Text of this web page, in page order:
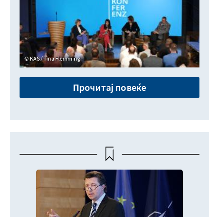
KAS / Tina Flemming
Прочитај повеќе